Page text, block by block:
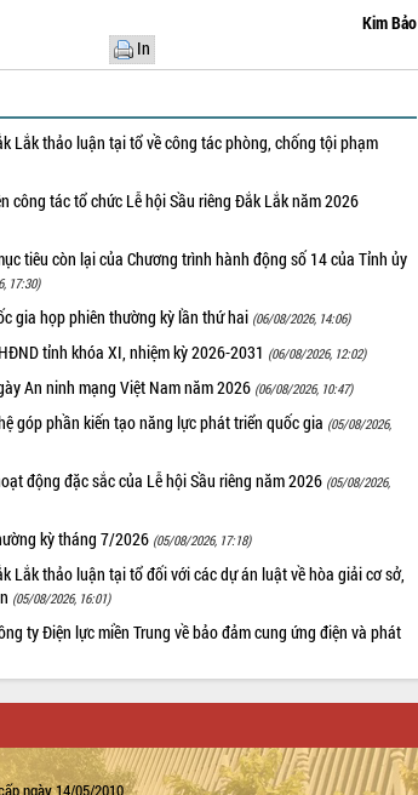
Kim Bảo
In
Lắk thảo luận tại tổ về công tác phòng, chống tội phạm
công tác tổ chức Lễ hội Sầu riêng Đắk Lắk năm 2026
tiêu còn lại của Chương trình hành động số 14 của Tỉnh ủy
17:30)
gia họp phiên thường kỳ lần thứ hai (06/08/2026, 14:06)
tỉnh khóa XI, nhiệm kỳ 2026-2031 (06/08/2026, 12:02)
An ninh mạng Việt Nam năm 2026 (06/08/2026, 10:47)
góp phần kiến tạo năng lực phát triển quốc gia (05/08/2026,
động đặc sắc của Lễ hội Sầu riêng năm 2026 (05/08/2026,
kỳ tháng 7/2026 (05/08/2026, 17:18)
Lắk thảo luận tại tổ đối với các dự án luật về hòa giải cơ sở,
(05/08/2026, 16:01)
ty Điện lực miền Trung về bảo đảm cung ứng điện và phát
ngày 14/05/2010